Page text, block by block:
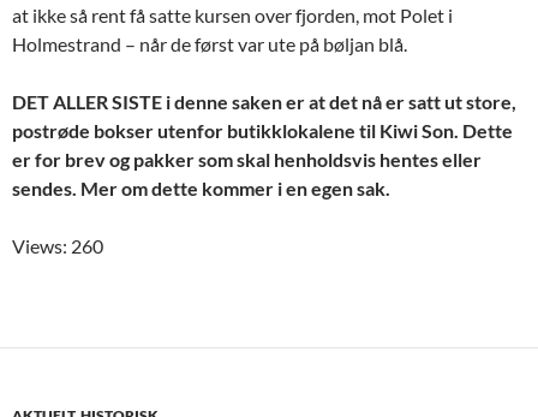
at ikke så rent få satte kursen over fjorden, mot Polet i
Holmestrand – når de først var ute på bøljan blå.
DET ALLER SISTE i denne saken er at det nå er satt ut store,
postrøde bokser utenfor butikklokalene til Kiwi Son. Dette
er for brev og pakker som skal henholdsvis hentes eller
sendes. Mer om dette kommer i en egen sak.
Views: 260